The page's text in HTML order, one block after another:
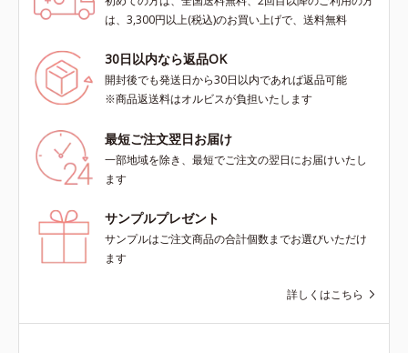
は、3,300円以上(税込)のお買い上げで、送料無料
30日以内なら返品OK
開封後でも発送日から30日以内であれば返品可能
※商品返送料はオルビスが負担いたします
最短ご注文翌日お届け
一部地域を除き、最短でご注文の翌日にお届けいたし
ます
サンプルプレゼント
サンプルはご注文商品の合計個数までお選びいただけ
ます
詳しくはこちら